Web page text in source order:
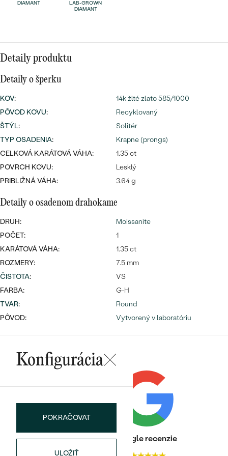
Wave kolekcia
NA MIERU
DIAMANTY
Bestsellery
OBJAVIŤ
Personalizované
prívesky
prstene
PREZRIEŤ
DIAMANT
LAB-GROWN
DIAMANT
Detaily produktu
Detaily o šperku
KOV:
14k žlté zlato 585/1000
PÔVOD KOVU:
Recyklovaný
ŠTÝL:
Solitér
TYP OSADENIA:
Krapne (prongs)
CELKOVÁ KARÁTOVÁ VÁHA:
1.35 ct
POVRCH KOVU:
Lesklý
PRIBLIŽNÁ VÁHA:
3.64 g
Detaily o osadenom drahokame
DRUH:
Moissanite
POČET:
1
KARÁTOVÁ VÁHA:
1.35 ct
ROZMERY:
7.5 mm
ČISTOTA:
VS
FARBA:
G-H
TVAR:
Round
PÔVOD:
Vytvorený v laboratóriu
Konfigurácia
POKRAČOVAT
ULOŽIŤ
Heuréka recenzieGoogle recenzie